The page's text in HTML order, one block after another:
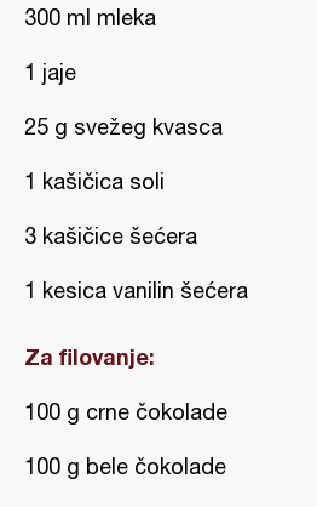
300 ml mleka
1 jaje
25 g svežeg kvasca
1 kašičica soli
3 kašičice šećera
1 kesica vanilin šećera
Za filovanje:
100 g crne čokolade
100 g bele čokolade